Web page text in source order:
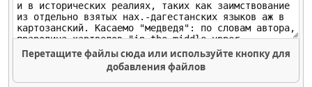
Перетащите файлы сюда или используйте кнопку для
добавления файлов